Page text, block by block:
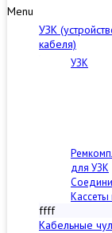
Menu
УЗК
кабеля)
УЗК
для УЗК
Кассеты
ffff
Кабельные